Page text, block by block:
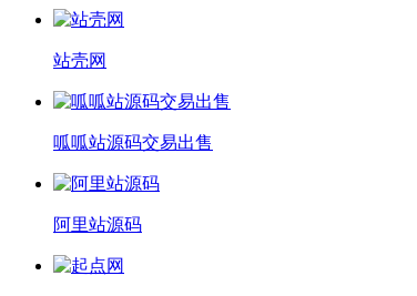
站壳网
呱呱站源码交易出售
阿里站源码